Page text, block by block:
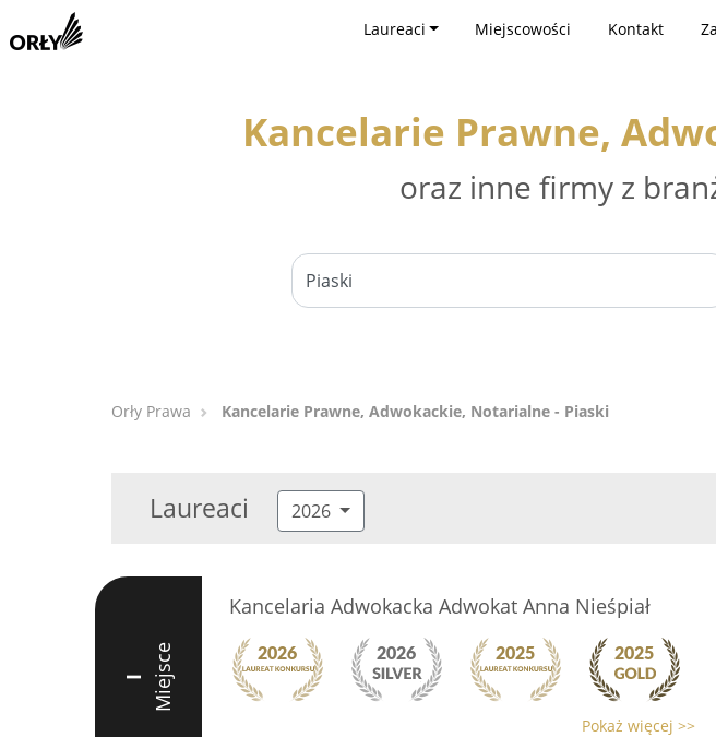
Laureaci Miejscowości Kontakt
Kancelarie Prawne,
oraz inne firmy z
Orły Prawa Kancelarie Prawne, Adwokackie, Notarialne - Piaski
Laureaci 2026
I Miejsce
Kancelaria Adwokacka Adwokat Anna Nieśpiał
Pokaż więcej >>